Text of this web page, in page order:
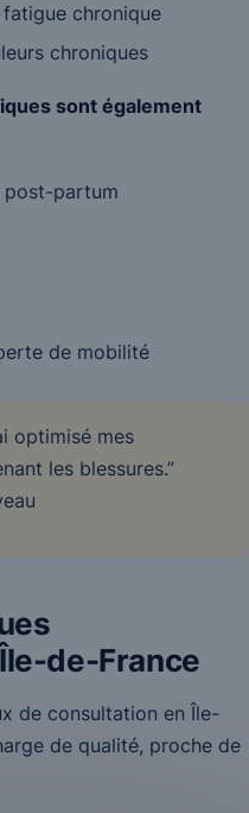
chronique
chroniques
sont également
post-partum
de mobilité
optimisé mes
les blessures.”
de-France
de consultation en Île-
de qualité, proche de